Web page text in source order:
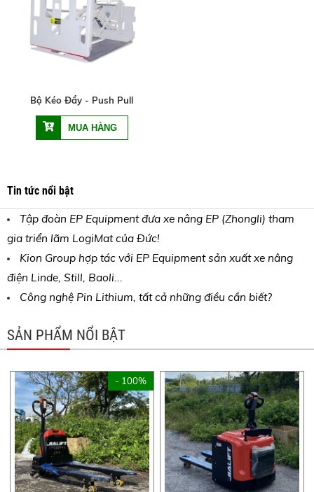
Bộ Kéo Đẩy - Push Pull
Tin tức nổi bật
Tập đoàn EP Equipment đưa xe nâng EP (Zhongli) tham
gia triển lãm LogiMat của Đức!
Kion Group hợp tác với EP Equipment sản xuất xe nâng
điện Linde, Still, Baoli...
Công nghệ Pin Lithium, tất cả những điều cần biết?
SẢN PHẨM NỔI BẬT
- 100%